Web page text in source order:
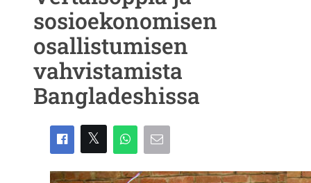
sosioekonomisen
osallistumisen
vahvistamista
Bangladeshissa